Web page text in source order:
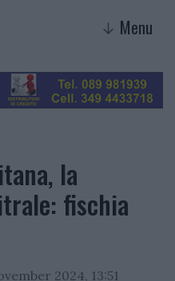
↓ Menu
la
fischia
2024, 13:51